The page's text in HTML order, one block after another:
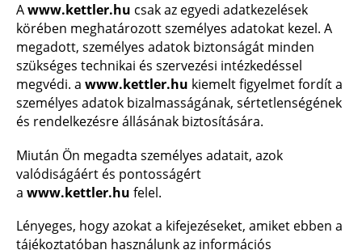
Awww.kettler.hu csak az egyedi adatkezelések
körében meghatározott személyes adatokat kezel. A
megadott, személyes adatok biztonságát minden
szükséges technikai és szervezési intézkedéssel
megvédi. a www.kettler.hu kiemelt figyelmet fordít a
személyes adatok bizalmasságának, sértetlenségének
és rendelkezésre állásának biztosítására.
Miután Ön megadta személyes adatait, azok
valódiságáért és pontosságért
a www.kettler.hu felel.
Lényeges, hogy azokat a kifejezéseket, amiket ebben a
tájékoztatóban használunk az információs